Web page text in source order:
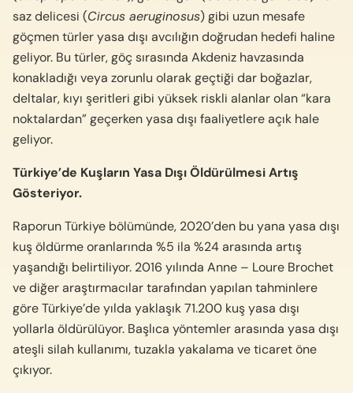
saz delicesi (Circus aeruginosus) gibi uzun mesafe
göçmen türler yasa dışı avcılığın doğrudan hedefi haline
geliyor. Bu türler, göç sırasında Akdeniz havzasında
konakladığı veya zorunlu olarak geçtiği dar boğazlar,
deltalar, kıyı şeritleri gibi yüksek riskli alanlar olan “kara
noktalardan” geçerken yasa dışı faaliyetlere açık hale
geliyor.
Türkiye’de Kuşların Yasa Dışı Öldürülmesi Artış
Gösteriyor.
Raporun Türkiye bölümünde, 2020’den bu yana yasa dışı
kuş öldürme oranlarında %5 ila %24 arasında artış
yaşandığı belirtiliyor. 2016 yılında Anne – Loure Brochet
ve diğer araştırmacılar tarafından yapılan tahminlere
göre Türkiye’de yılda yaklaşık 71.200 kuş yasa dışı
yollarla öldürülüyor. Başlıca yöntemler arasında yasa dışı
ateşli silah kullanımı, tuzakla yakalama ve ticaret öne
çıkıyor.